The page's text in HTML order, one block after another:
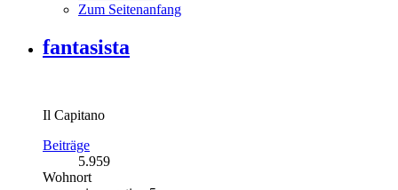
Zum Seitenanfang
fantasista
Il Capitano
Beiträge
5.959
Wohnort